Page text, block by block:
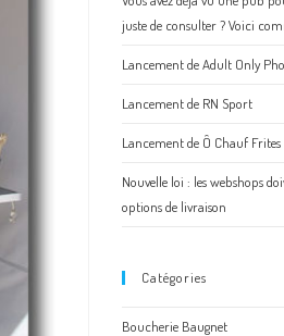
juste de consulter ? Voici
Lancement de Adult Only
Lancement de RN Sport
Lancement de Ô Chauf Frites
Nouvelle loi : les webshops
options de livraison
Catégories
Boucherie Baugnet